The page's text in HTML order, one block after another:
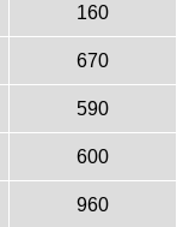
160
670
590
600
960